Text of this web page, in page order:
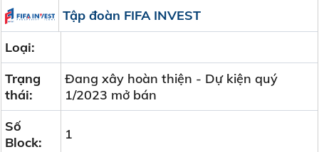
Tập đoàn FIFA INVEST
Loại:
Trạng
thái:
Đang xây hoàn thiện - Dự kiện quý
1/2023 mở bán
Số
Block:
1